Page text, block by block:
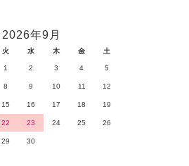
2026年9月
火 水 木 金 土
1 2 3 4 5
8 9 10 11 12
15 16 17 18 19
22 23 24 25 26
29 30